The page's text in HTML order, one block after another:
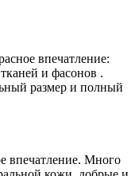
впечатление:
и фасонов .
размер и полный
впечатление. Много